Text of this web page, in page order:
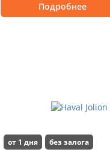
Подробнее
от 1 дня без залога